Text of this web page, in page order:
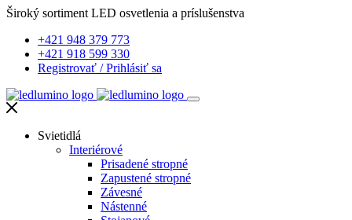
Široký sortiment LED osvetlenia a príslušenstva
+421 948 379 773
+421 918 599 330
Registrovať /Prihlásiť sa
Svietidlá
Interiérové
Prisadené stropné
Zapustené stropné
Závesné
Nástenné